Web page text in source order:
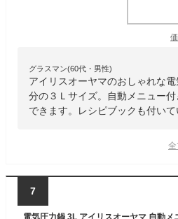
グラスマン(60代・男性)
アイリスオーヤマのおしゃれな
分の３Ｌサイズ。自動メニュー
できます。レシピブックも付いて
全
7